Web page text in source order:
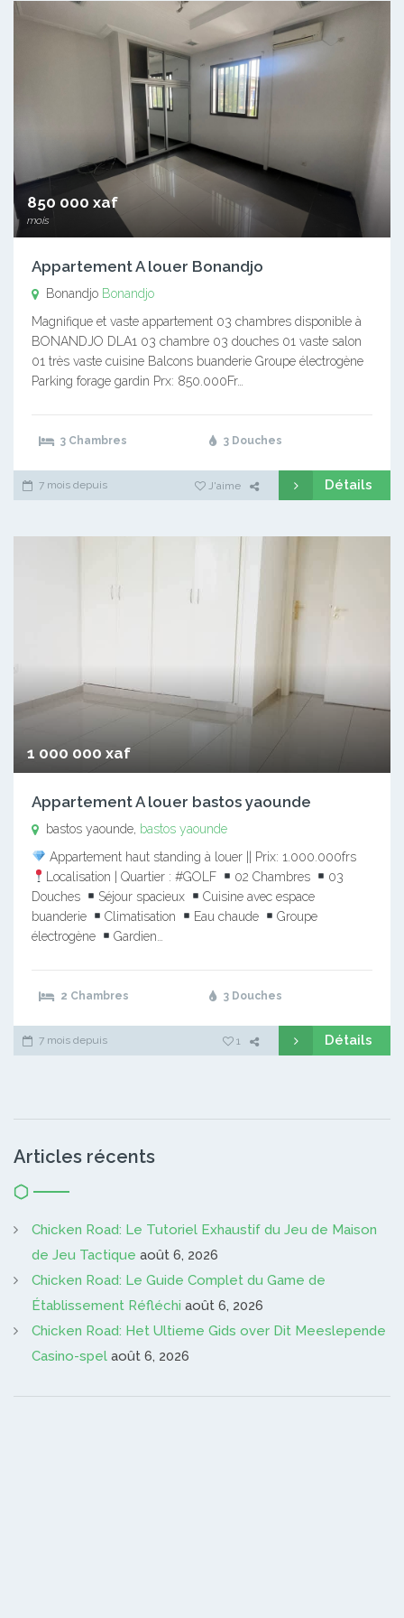
850 000 xaf
mois
Appartement A louer Bonandjo
Bonandjo Bonandjo
Magnifique et vaste appartement 03 chambres disponible à
BONANDJO DLA1 03 chambre 03 douches 01 vaste salon
01 très vaste cuisine Balcons buanderie Groupe électrogène
Parking forage gardin Prx: 850.000Fr…
3 Chambres 3 Douches
7 mois depuis J'aime Détails
1 000 000 xaf
Appartement A louer bastos yaounde
bastos yaounde, bastos yaounde
Appartement haut standing à louer || Prix: 1.000.000frs
Localisation | Quartier : #GOLF
02 Chambres
03
Douches
Séjour spacieux
Cuisine avec espace
buanderie
Climatisation Eau chaude
Groupe
électrogène
Gardien…
2 Chambres 3 Douches
7 mois depuis 1 Détails
Articles récents
Chicken Road: Le Tutoriel Exhaustif du Jeu de Maison
de Jeu Tactique août 6, 2026
Chicken Road: Le Guide Complet du Game de
Établissement Réfléchi août 6, 2026
Chicken Road: Het Ultieme Gids over Dit Meeslepende
Casino-spel août 6, 2026